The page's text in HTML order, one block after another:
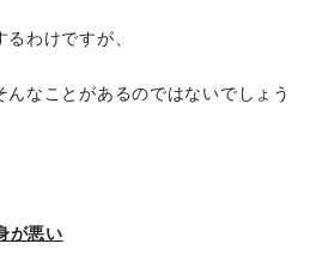
わけですが、
んなことがあるのではないでしょう
が悪い